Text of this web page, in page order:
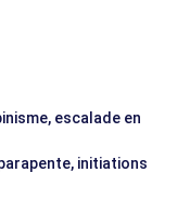
escalade en
initiations